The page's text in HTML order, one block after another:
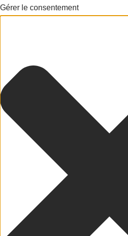
Gérer le consentement